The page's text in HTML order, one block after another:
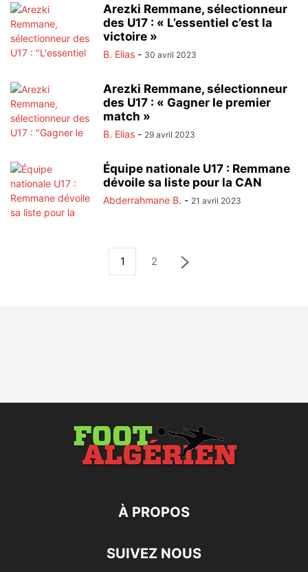
Arezki Remmane, sélectionneur
des U17 : « L’essentiel c’est la
victoire »
B. Elias - 30 avril 2023
Arezki Remmane, sélectionneur
des U17 : « Gagner le premier
match »
B. Elias - 29 avril 2023
Équipe nationale U17 : Remmane
dévoile sa liste pour la CAN
Abderrahmane B. - 21 avril 2023
1 2
À PROPOS
SUIVEZ NOUS